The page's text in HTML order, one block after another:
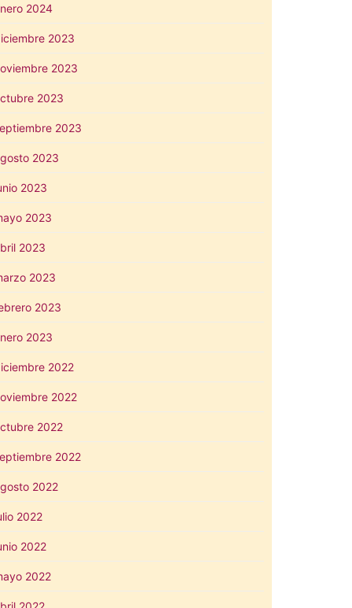
2024
2023
2023
2023
2023
2023
2023
2023
2023
2023
2023
2023
2022
2022
2022
2022
2022
2022
2022
2022